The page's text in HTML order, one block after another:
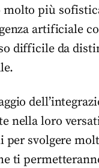
molto più
artificiale
difficile da
nella loro
per svolgere
ti